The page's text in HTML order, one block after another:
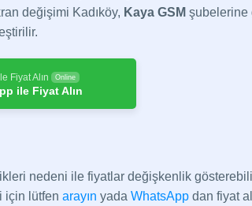
değişimi Kadıköy, Kaya GSM şubelerine
Fiyat Alın Online
ile Fiyat Alın
nedeni ile fiyatlar değişkenlik
için lütfen arayın yada WhatsApp dan fiyat